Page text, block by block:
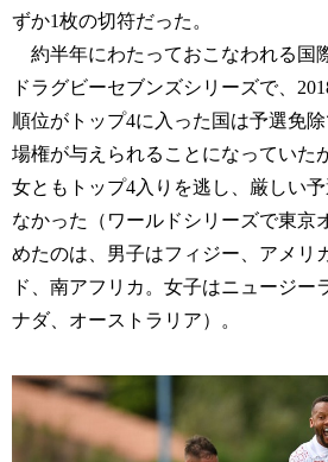
ずか1枚の切符だった。
約半年にわたっておこなわれる国
ドラグビーセブンズシリーズで、
順位がトップ4に入った国は予選免
場権が与えられることになっていた
女ともトップ4入りを逃し、厳しい
なかった（ワールドシリーズで東京
めたのは、男子はフィジー、アメリ
ド、南アフリカ。女子はニュージー
ナダ、オーストラリア）。